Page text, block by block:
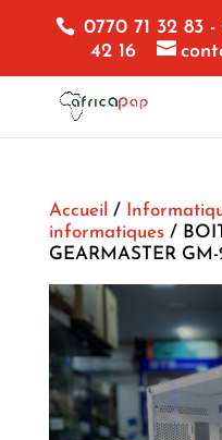
0770 71 32 83
42 16
Accueil /
informatiques/
GEARMASTER